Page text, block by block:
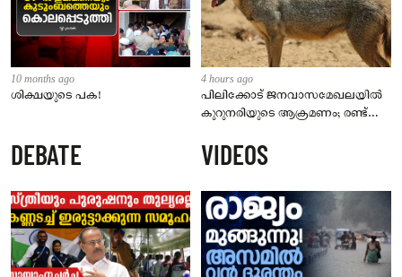
10 months ago
ശിക്ഷയുടെ പക!
4 hours ago
പിലിക്കോട് ജനവാസമേഖലയിൽ
കുറുനരിയുടെ ആക്രമണം; രണ്ട്
നിർദേശം നൽകി പഞ്ചായത്ത്
DEBATE VIDEOS